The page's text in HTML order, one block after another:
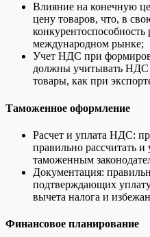
Влияние на конечную
цену товаров, что, в
международном рынке;
Учет НДС при
должны учитывать
товары, как при
Таможенное оформление
Расчет и уплата НДС:
правильно рассчитать
таможенным
Документация:
подтверждающих
вычета налога и
Финансовое планирование